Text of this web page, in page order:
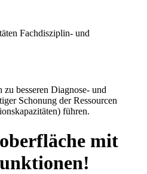
Fachdisziplin- und
besseren Diagnose- und
Schonung der Ressourcen
führen.
mit